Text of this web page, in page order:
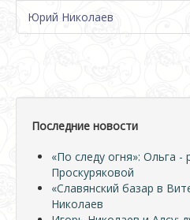
Юрий Николаев
Последние новости
«По следу огня»: Ольга
Проскуряковой
«Славянский базар в
Николаев